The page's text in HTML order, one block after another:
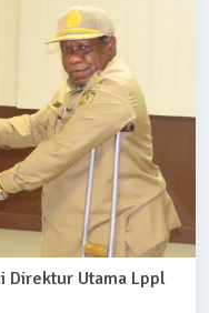
Direktur Utama Lppl